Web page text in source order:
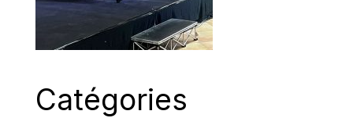
Catégories